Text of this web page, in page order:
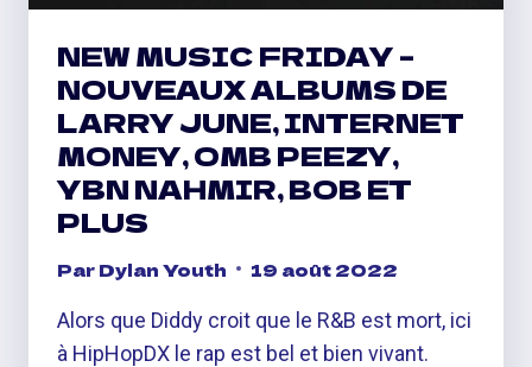
NEW MUSIC FRIDAY –
NOUVEAUX ALBUMS DE
LARRY JUNE, INTERNET
MONEY, OMB PEEZY,
YBN NAHMIR, BOB ET
PLUS
ParDylan Youth 19 août 2022
Alors que Diddy croit que le R&B est mort, ici
à HipHopDX le rap est bel et bien vivant.